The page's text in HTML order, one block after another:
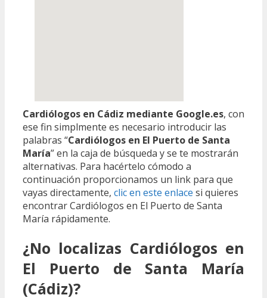
Cardiólogos en Cádiz mediante Google.es, con
ese fin simplmente es necesario introducir las
palabras “Cardiólogos en El Puerto de Santa
María” en la caja de búsqueda y se te mostrarán
alternativas. Para hacértelo cómodo a
continuación proporcionamos un link para que
vayas directamente, clic en este enlace si quieres
encontrar Cardiólogos en El Puerto de Santa
María rápidamente.
¿No localizas Cardiólogos en
El Puerto de Santa María
(Cádiz)?